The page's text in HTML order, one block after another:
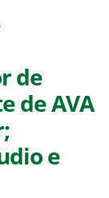
de
de AVA
e